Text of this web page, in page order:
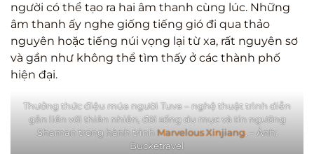
người có thể tạo ra hai âm thanh cùng lúc. Những
âm thanh ấy nghe giống tiếng gió đi qua thảo
nguyên hoặc tiếng núi vọng lại từ xa, rất nguyên sơ
và gần như không thể tìm thấy ở các thành phố
hiện đại.
Thưởng thức điệu múa người Tuva – nghệ thuật trình diễn
gắn liền với thiên nhiên, đời sống du mục và tín ngưỡng
Shaman trong hành trìnhMarvelous Xinjiang. – Ảnh:
Bucketravel